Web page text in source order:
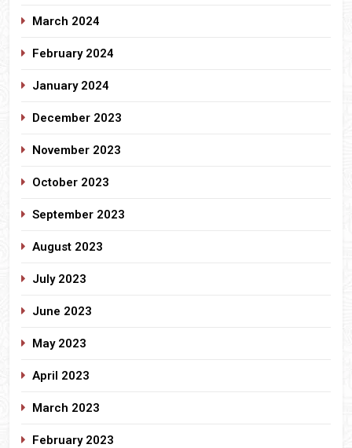
March 2024
February 2024
January 2024
December 2023
November 2023
October 2023
September 2023
August 2023
July 2023
June 2023
May 2023
April 2023
March 2023
February 2023